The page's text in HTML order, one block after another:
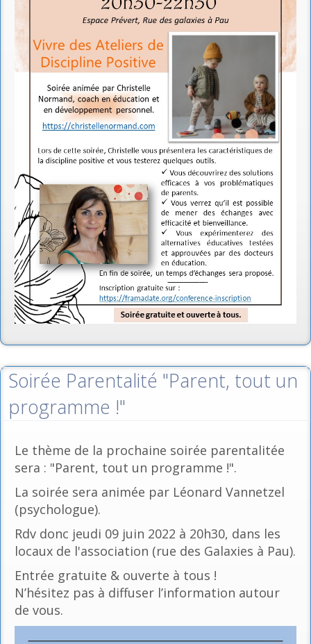
Soirée Parentalité "Parent, tout un
programme !"
Le thème de la prochaine soirée parentalitée
sera : "Parent, tout un programme !".
La soirée sera animée par Léonard Vannetzel
(psychologue).
Rdv donc jeudi 09 juin 2022 à 20h30, dans les
locaux de l'association (rue des Galaxies à Pau).
Entrée gratuite & ouverte à tous !
N’hésitez pas à diffuser l’information autour
de vous.